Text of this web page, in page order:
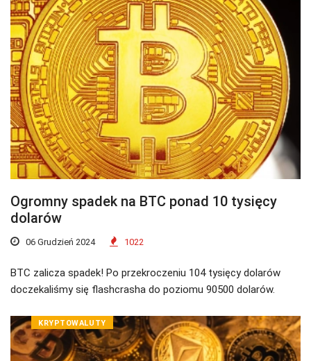
Ogromny spadek na BTC ponad 10 tysięcy
dolarów
06 Grudzień 2024 1022
BTC zalicza spadek! Po przekroczeniu 104 tysięcy dolarów
doczekaliśmy się flashcrasha do poziomu 90500 dolarów.
KRYPTOWALUTY